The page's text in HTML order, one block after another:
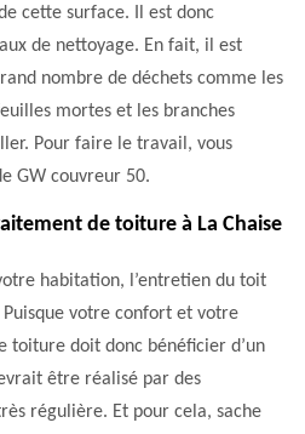
cette surface. Il est donc
de nettoyage. En fait, il est
nombre de déchets comme les
mortes et les branches
Pour faire le travail, vous
GW couvreur 50.
de toiture à La Chaise
habitation, l’entretien du toit
votre confort et votre
toiture doit donc bénéficier d’un
être réalisé par des
régulière. Et pour cela, sache